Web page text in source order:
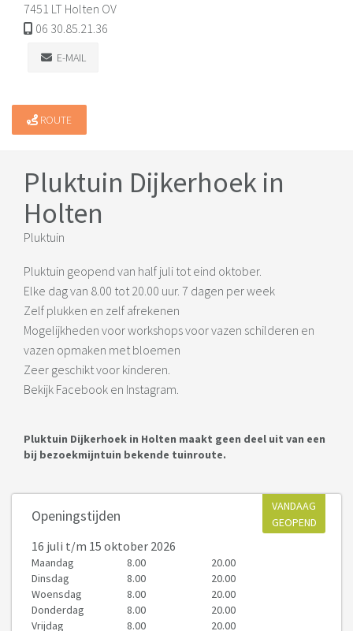
7451 LT Holten OV
06 30.85.21.36
E-MAIL
ROUTE
Pluktuin Dijkerhoek in
Holten
Pluktuin
Pluktuin geopend van half juli tot eind oktober.
Elke dag van 8.00 tot 20.00 uur. 7 dagen per week
Zelf plukken en zelf afrekenen
Mogelijkheden voor workshops voor vazen schilderen en
vazen opmaken met bloemen
Zeer geschikt voor kinderen.
Bekijk Facebook en Instagram.
Pluktuin Dijkerhoek in Holten maakt geen deel uit van een
bij bezoekmijntuin bekende tuinroute.
Openingstijden
VANDAAG
GEOPEND
16 juli t/m 15 oktober 2026
Maandag 8.00
20.00
Dinsdag
8.00
20.00
Woensdag
8.00
20.00
Donderdag
8.00
20.00
Vrijdag
8.00 20.00